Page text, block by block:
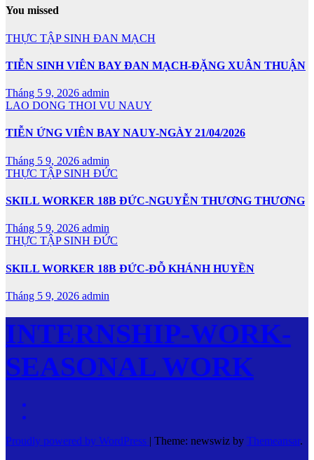
You missed
THỰC TẬP SINH ĐAN MẠCH
TIỄN SINH VIÊN BAY ĐAN MẠCH-ĐẶNG XUÂN THUẬN
Tháng 5 9, 2026 admin
LAO DONG THOI VU NAUY
TIỄN ỨNG VIÊN BAY NAUY-NGÀY 21/04/2026
Tháng 5 9, 2026 admin
THỰC TẬP SINH ĐỨC
SKILL WORKER 18B ĐỨC-NGUYỄN THƯƠNG THƯƠNG
Tháng 5 9, 2026 admin
THỰC TẬP SINH ĐỨC
SKILL WORKER 18B ĐỨC-ĐỖ KHÁNH HUYỀN
Tháng 5 9, 2026 admin
INTERNSHIP-WORK-
SEASONAL WORK
Proudly powered by WordPress | Theme: newswiz by Themeansar.